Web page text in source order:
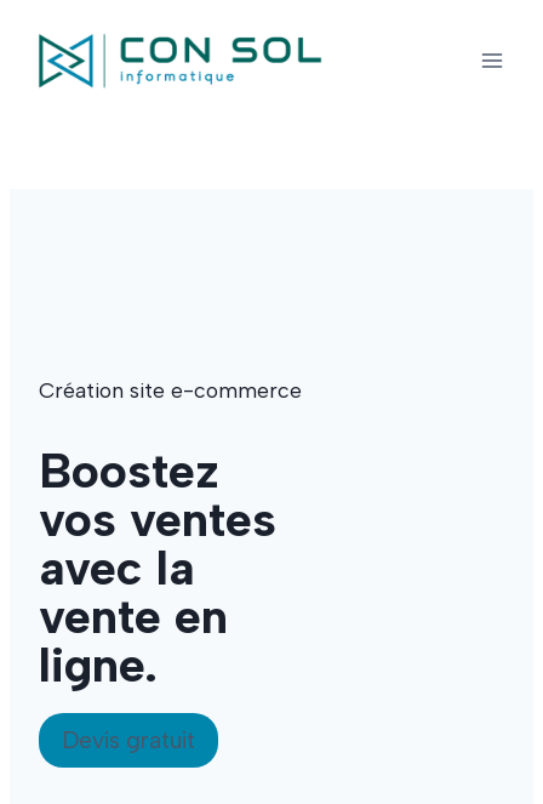
content
Création site e-commerce
Boostez
vos ventes
avec la
vente en
ligne.
Devis gratuit